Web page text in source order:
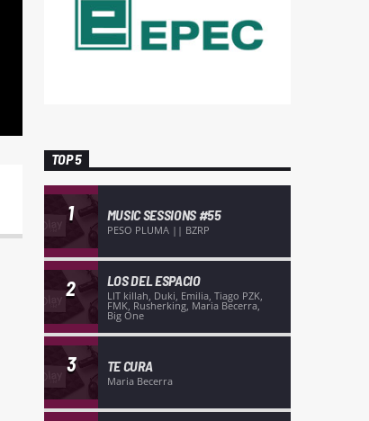
TOP 5
1 MUSIC SESSIONS #55
PESO PLUMA || BZRP
2 LOS DEL ESPACIO
LIT killah, Duki, Emilia, Tiago PZK,
FMK, Rusherking, Maria Becerra,
Big One
3 TE CURA
Maria Becerra